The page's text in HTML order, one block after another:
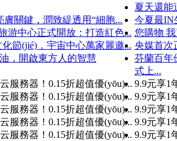
夏天還能
膚關鍵，潤致緹透用“細胞...
今夏最IN
游中心正式開放：打造紅色... 您購物
節(jié)，宇宙中心萬家麗邀... 央媒首次
，開啟東方人的智慧
芬蘭百年
式上...
服務器！0.15折超值優(yōu)... 9.9元享1
服務器！0.15折超值優(yōu)... 9.9元享1
服務器！0.15折超值優(yōu)... 9.9元享1
務器！0.15折超值優(yōu)... 9.9元享1
務器！0.15折超值優(yōu)... 9.9元享1